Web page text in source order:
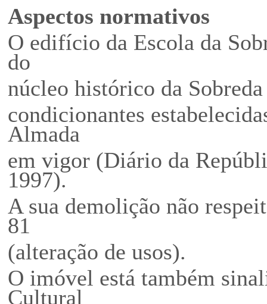
Aspectos normativos
O edifício da Escola da
do
núcleo histórico da
condicionantes
Almada
em vigor (Diário da
1997).
A sua demolição não
81
(alteração de usos).
O imóvel está também
Cultural